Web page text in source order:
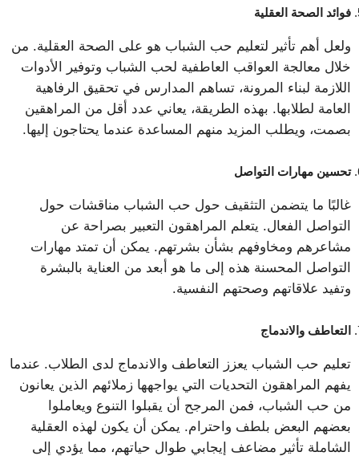
فوائد الصحة العقلية
ولعل أهم تأثير لتعليم حب الشباب هو على الصحة العقلية. من
خلال معالجة العواقب العاطفية لحب الشباب وتوفير الأدوات
اللازمة لبناء المرونة، تساهم المدارس في تحقيق الرفاهية
العامة لطلابها. بهذه الطريقة، يعاني عدد أقل من المراهقين
بصمت، ويطلب المزيد منهم المساعدة عندما يحتاجون إليها.
تحسين مهارات التواصل
غالبًا ما يتضمن التثقيف حول حب الشباب مناقشات حول
التواصل الفعال. يتعلم المراهقون التعبير بصراحة عن
مشاعرهم ومخاوفهم بشأن بشرتهم. يمكن أن تمتد مهارات
التواصل المحسنة هذه إلى ما هو أبعد من العناية بالبشرة
وتفيد علاقاتهم وصحتهم النفسية.
التعاطف والاندماج
تعليم حب الشباب يعزز التعاطف والاندماج لدى الطلاب. عندما
يفهم المراهقون التحديات التي يواجهها زملائهم الذين يعانون
من حب الشباب، فمن المرجح أن يقبلوا التنوع ويعاملوا
بعضهم البعض بلطف واحترام. يمكن أن يكون لهذه العقلية
الشاملة تأثير مضاعف إيجابي طوال حياتهم، مما يؤدي إلى